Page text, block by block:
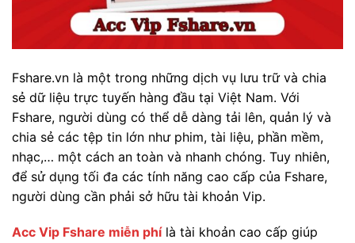
Fshare.vn là một trong những dịch vụ lưu trữ và chia
sẻ dữ liệu trực tuyến hàng đầu tại Việt Nam. Với
Fshare, người dùng có thể dễ dàng tải lên, quản lý và
chia sẻ các tệp tin lớn như phim, tài liệu, phần mềm,
nhạc,… một cách an toàn và nhanh chóng. Tuy nhiên,
để sử dụng tối đa các tính năng cao cấp của Fshare,
người dùng cần phải sở hữu tài khoản Vip.
Acc Vip Fshare miễn phílà tài khoản cao cấp giúp